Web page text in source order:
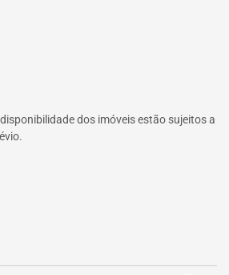
dos imóveis estão sujeitos a